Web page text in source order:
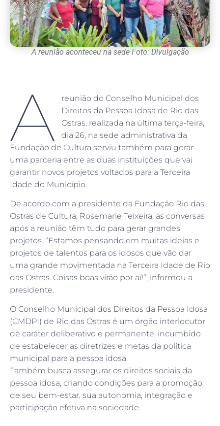
A reunião aconteceu na sede Foto: Divulgação
A
reunião do Conselho Municipal dos
Direitos da Pessoa Idosa de Rio das
Ostras, realizada na última terça-feira,
dia 26, na sede administrativa da
Fundação de Cultura serviu também para gerar
uma parceria entre as duas instituições que vai
garantir novos projetos voltados para a Terceira
Idade do Município.
De acordo com a presidente da Fundação Rio das
Ostras de Cultura, Rosemarie Teixeira, as conversas
após a reunião têm tudo para gerar grandes
projetos. “Estamos pensando em muitas ideias e
projetos de talentos para os idosos que vão dar
uma grande movimentada na Terceira Idade de Rio
das Ostras. Coisas boas virão por aí!”, informou a
presidente.
O Conselho Municipal dos Direitos da Pessoa Idosa
(CMDPI) de Rio das Ostras é um órgão interlocutor
de caráter deliberativo e permanente, incumbido
de estabelecer as diretrizes e metas da política
municipal para a pessoa idosa.
Também busca assegurar os direitos sociais da
pessoa idosa, criando condições para a promoção
de seu bem-estar, sua autonomia, integração e
participação efetiva na sociedade.